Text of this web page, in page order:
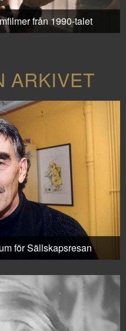
från 1990-talet
ARKIVET
för Sällskapsresan